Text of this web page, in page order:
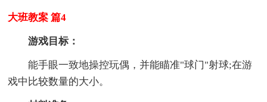
大班教案 篇4
游戏目标：
能手眼一致地操控玩偶，并能瞄准"球门"射球;在游
戏中比较数量的大小。